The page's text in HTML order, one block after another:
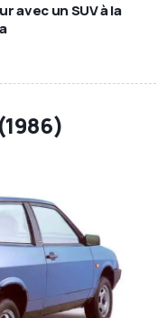
avec un SUV à la